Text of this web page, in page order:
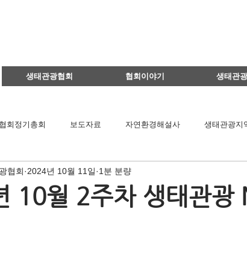
생태관광협회 협회이야기 생태관
협회정기총회 보도자료 자연환경해설사 생태관광지
교실 이달의 생태관광지
10월 2주차 생태관광
협회 2024년 10월 11일 1분 분량